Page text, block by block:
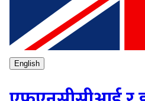
English